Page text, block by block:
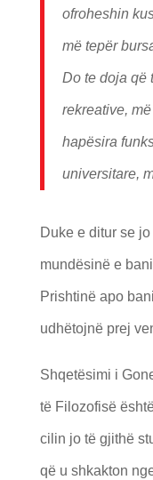
ofroheshin
më tepër
Do te doja që
rekreative,
hapësira
universitare,
Duke e ditur se
mundësinë e
Prishtinë apo
udhëtojnë prej
Shqetësimi i
të Filozofisë
cilin jo të gjithë
që u shkakton